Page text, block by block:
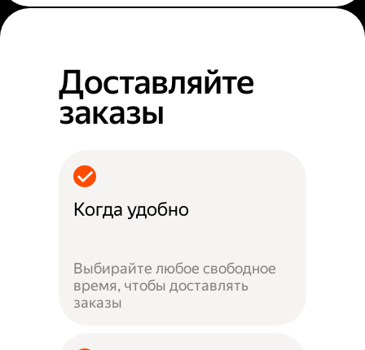
Доставляйте
заказы
Когда удобно
Выбирайте любое свободное
время, чтобы доставлять
заказы